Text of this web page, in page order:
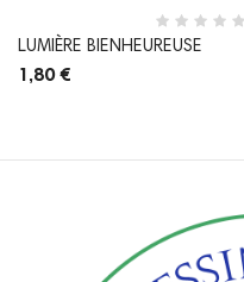
LUMIÈRE BIENHEUREUSE
1,80 €